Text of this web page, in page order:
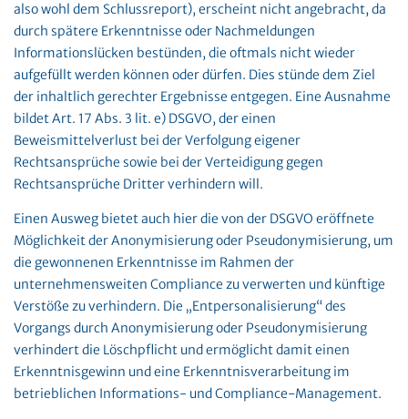
also wohl dem Schlussreport), erscheint nicht angebracht, da
durch spätere Erkenntnisse oder Nachmeldungen
Informationslücken bestünden, die oftmals nicht wieder
aufgefüllt werden können oder dürfen. Dies stünde dem Ziel
der inhaltlich gerechter Ergebnisse entgegen. Eine Ausnahme
bildet Art. 17 Abs. 3 lit. e) DSGVO, der einen
Beweismittelverlust bei der Verfolgung eigener
Rechtsansprüche sowie bei der Verteidigung gegen
Rechtsansprüche Dritter verhindern will.
Einen Ausweg bietet auch hier die von der DSGVO eröffnete
Möglichkeit der Anonymisierung oder Pseudonymisierung, um
die gewonnenen Erkenntnisse im Rahmen der
unternehmensweiten Compliance zu verwerten und künftige
Verstöße zu verhindern. Die „Entpersonalisierung“ des
Vorgangs durch Anonymisierung oder Pseudonymisierung
verhindert die Löschpflicht und ermöglicht damit einen
Erkenntnisgewinn und eine Erkenntnisverarbeitung im
betrieblichen Informations- und Compliance-Management.